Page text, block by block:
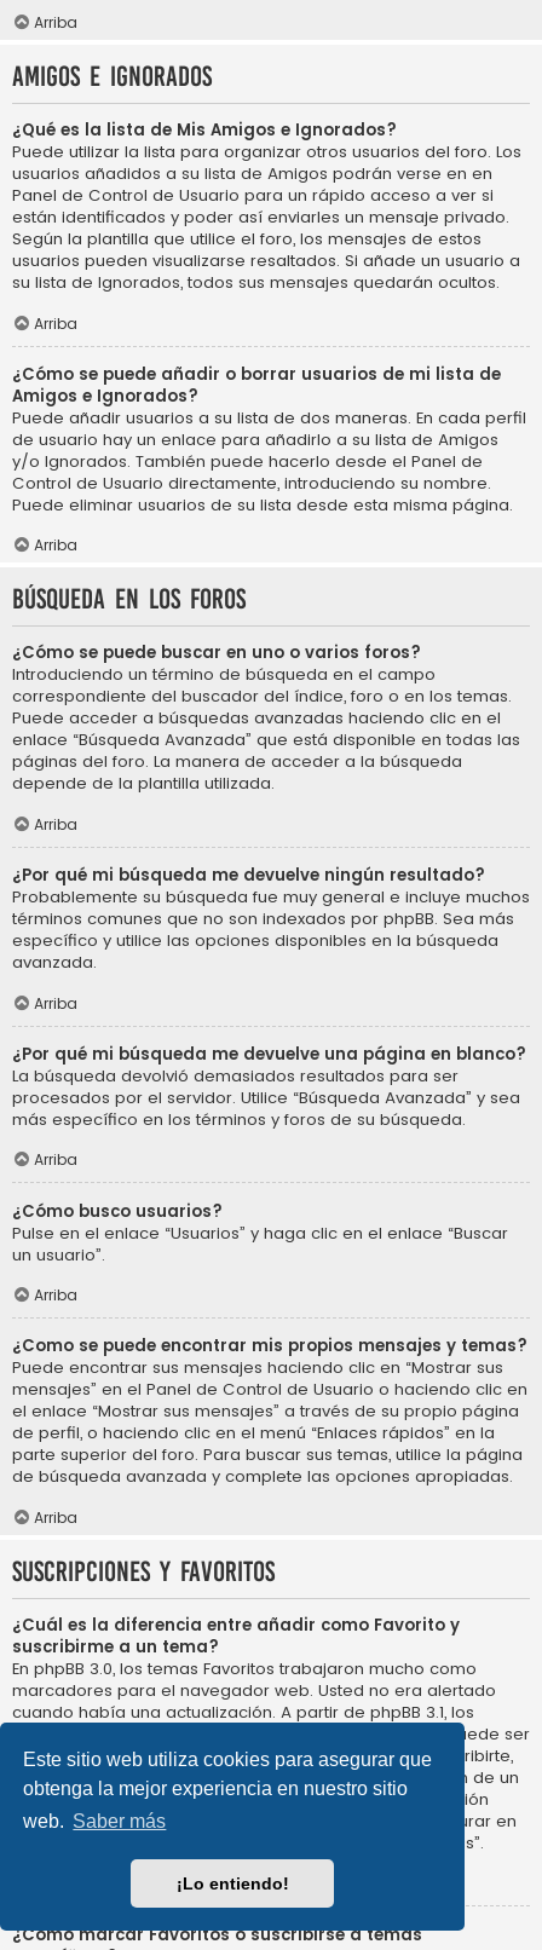
Este sitio web utiliza cookies para asegurar que
obtenga la mejor experiencia en nuestro sitio
web. Saber más
¡Lo entiendo!
Arriba
Amigos e Ignorados
¿Qué es la lista de Mis Amigos e Ignorados?
Puede utilizar la lista para organizar otros usuarios del foro. Los
usuarios añadidos a su lista de Amigos podrán verse en en
Panel de Control de Usuario para un rápido acceso a ver si
están identificados y poder así enviarles un mensaje privado.
Según la plantilla que utilice el foro, los mensajes de estos
usuarios pueden visualizarse resaltados. Si añade un usuario a
su lista de Ignorados, todos sus mensajes quedarán ocultos.
Arriba
¿Cómo se puede añadir o borrar usuarios de mi lista de
Amigos e Ignorados?
Puede añadir usuarios a su lista de dos maneras. En cada perfil
de usuario hay un enlace para añadirlo a su lista de Amigos
y/o Ignorados. También puede hacerlo desde el Panel de
Control de Usuario directamente, introduciendo su nombre.
Puede eliminar usuarios de su lista desde esta misma página.
Arriba
Búsqueda en los foros
¿Cómo se puede buscar en uno o varios foros?
Introduciendo un término de búsqueda en el campo
correspondiente del buscador del índice, foro o en los temas.
Puede acceder a búsquedas avanzadas haciendo clic en el
enlace “Búsqueda Avanzada” que está disponible en todas las
páginas del foro. La manera de acceder a la búsqueda
depende de la plantilla utilizada.
Arriba
¿Por qué mi búsqueda me devuelve ningún resultado?
Probablemente su búsqueda fue muy general e incluye muchos
términos comunes que no son indexados por phpBB. Sea más
específico y utilice las opciones disponibles en la búsqueda
avanzada.
Arriba
¿Por qué mi búsqueda me devuelve una página en blanco?
La búsqueda devolvió demasiados resultados para ser
procesados por el servidor. Utilice “Búsqueda Avanzada” y sea
más específico en los términos y foros de su búsqueda.
Arriba
¿Cómo busco usuarios?
Pulse en el enlace “Usuarios” y haga clic en el enlace “Buscar
un usuario”.
Arriba
¿Como se puede encontrar mis propios mensajes y temas?
Puede encontrar sus mensajes haciendo clic en “Mostrar sus
mensajes” en el Panel de Control de Usuario o haciendo clic en
el enlace “Mostrar sus mensajes” a través de su propio página
de perfil, o haciendo clic en el menú “Enlaces rápidos” en la
parte superior del foro. Para buscar sus temas, utilice la página
de búsqueda avanzada y complete las opciones apropiadas.
Arriba
Suscripciones y Favoritos
¿Cuál es la diferencia entre añadir como Favorito y
suscribirme a un tema?
En phpBB 3.0, los temas Favoritos trabajaron mucho como
marcadores para el navegador web. Usted no era alertado
cuando había una actualización. A partir de phpBB 3.1, los
Favoritos son más como suscribirse a un tema. Usted puede ser
notificado cuando un tema Favorito se actualiza. Al suscribirte,
sin embargo, se le avisará de que hay una actualización de un
tema, o foro en el propio foro. Las opciones de notificación
para los Favoritos y las suscripciones se pueden configurar en
el Panel de Control de Usuario, en “Preferencias de Foros”.
¿Cómo marcar Favoritos o suscribirse a temas